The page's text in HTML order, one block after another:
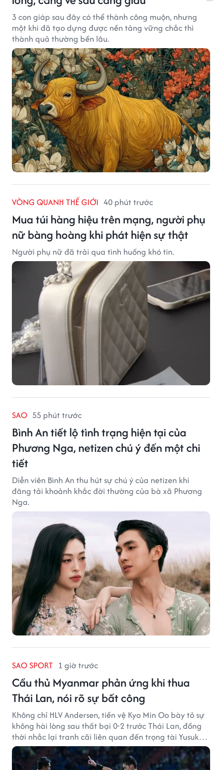
3 con giáp sau đây có thể thành công muộn, nhưng
một khi đã tạo dựng được nền tảng vững chắc thì
thành quả thường bền lâu.
VÒNG QUANH THẾ GIỚI 40 phút trước
Mua túi hàng hiệu trên mạng, người phụ
nữ bàng hoàng khi phát hiện sự thật
Người phụ nữ đã trải qua tình huống khó tin.
SAO 55 phút trước
Bình An tiết lộ tình trạng hiện tại của
Phương Nga, netizen chú ý đến một chi
tiết
Diễn viên Bình An thu hút sự chú ý của netizen khi
đăng tải khoảnh khắc đời thường của bà xã Phương
Nga.
SAO SPORT 1 giờ trước
Cầu thủ Myanmar phản ứng khi thua
Thái Lan, nói rõ sự bất công
Không chỉ HLV Andersen, tiền vệ Kyo Min Oo bày tỏ sự
không hài lòng sau thất bại 0-2 trước Thái Lan, đồng
thời nhắc lại tranh cãi liên quan đến trọng tài Yusuke
Ohashi.